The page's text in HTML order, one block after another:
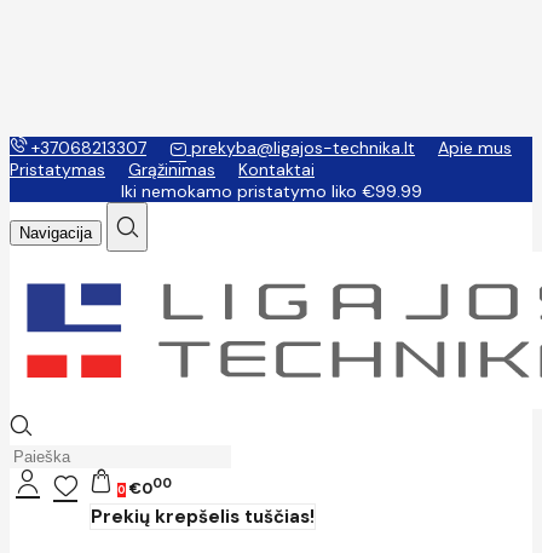
+37068213307 prekyba@ligajos-technika.lt
Apie mus
Pristatymas
Grąžinimas
Kontaktai
Iki nemokamo pristatymo liko €99.99
Navigacija
0 €000
Prekių krepšelis tuščias!